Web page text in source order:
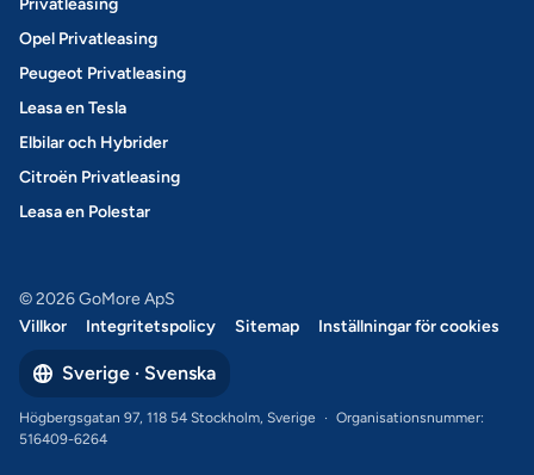
Privatleasing
Opel Privatleasing
Peugeot Privatleasing
Leasa en Tesla
Elbilar och Hybrider
Citroën Privatleasing
Leasa en Polestar
© 2026 GoMore ApS
Villkor
Integritetspolicy Sitemap Inställningar för cookies
Sverige · Svenska
Högbergsgatan 97, 118 54 Stockholm, Sverige · Organisationsnummer:
516409-6264